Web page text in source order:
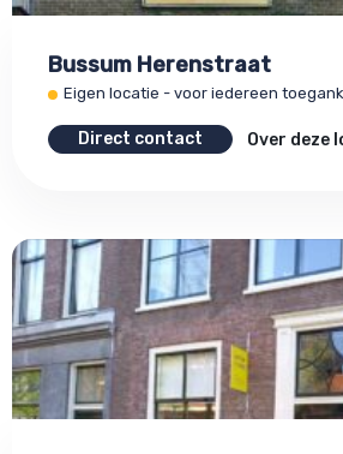
Bussum Herenstraat
Eigen locatie - voor iedereen
Direct contact Over deze